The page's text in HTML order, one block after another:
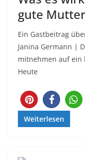
gute
Ein Gastbeitrag
Janina Germann |
mitnehmen auf ein
Heute
Weiterlesen